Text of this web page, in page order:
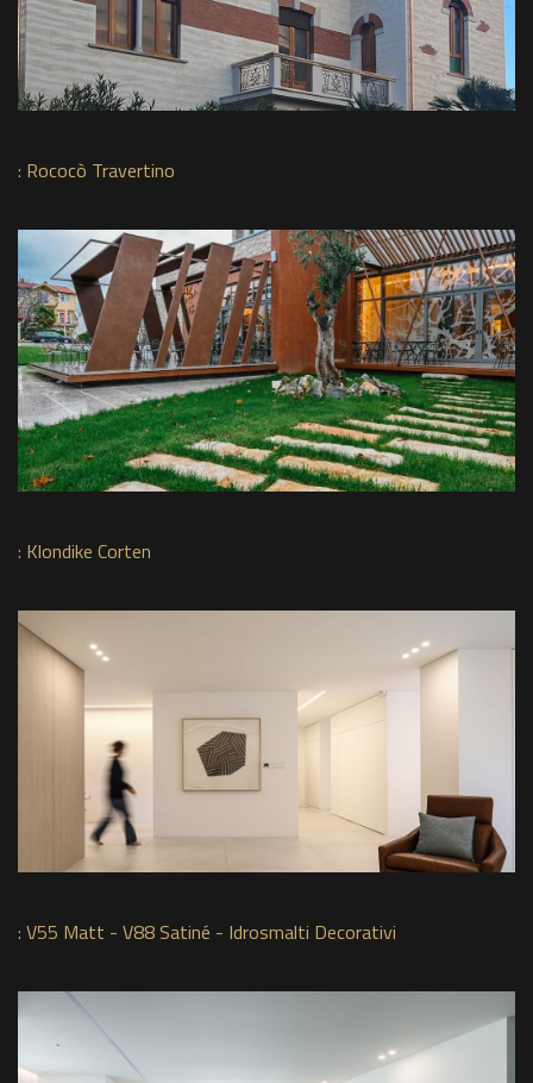
: Rococò Travertino
: Klondike Corten
: V55 Matt - V88 Satiné - Idrosmalti Decorativi